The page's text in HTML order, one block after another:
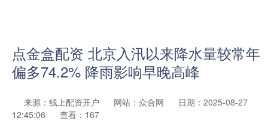
点金盒配资 北京入汛以来降水量较常年
偏多74.2% 降雨影响早晚高峰
来源：线上配资开户 网站：众合网
日期：2025-08-27
12:45:06
查看：167